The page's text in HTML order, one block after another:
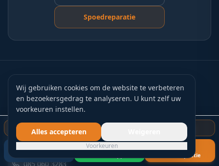
Spoedreparatie
Vakmanschap, eerlijk advies en kwaliteitsgarantie op elk
project.
085 060 3283
Gratis dakinspectie starten
Gratis inspectie
Wij gebruiken cookies om de website te verbeteren
en bezoekersgedrag te analyseren. U kunt zelf uw
voorkeuren instellen.
Alles accepteren
Voorkeuren